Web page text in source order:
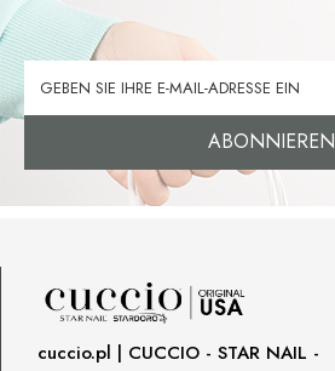
ABONNIEREN
cuccio.pl | CUCCIO - STAR NAIL -